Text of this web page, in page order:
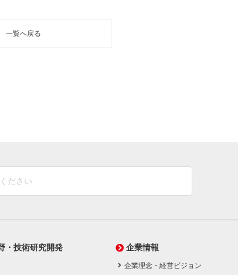
一覧へ戻る
・技術研究開発 企業情報
企業理念・経営ビジョン